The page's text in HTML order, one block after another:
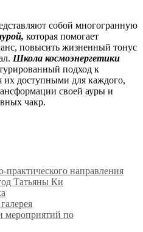
собой многогранную
которая помогает
повысить жизненный тонус
Школа космоэнергетики
подход к
их доступными для каждого,
своей ауры и
чакр.
практического направления
Татьяны Ки
мероприятий по